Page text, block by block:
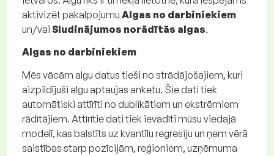
aktivizēt pakalpojumu Algas no darbiniekiem
un/vai Sludinājumos norādītās algas.
Algas no darbiniekiem
Mēs vācām algu datus tieši no strādājošajiem, kuri
aizpildījuši algu aptaujas anketu. Šie dati tiek
automātiski attīrīti no dublikātiem un ekstrēmiem
rādītājiem. Attīrītie dati tiek ievadīti mūsu viedajā
modelī, kas balstīts uz kvantīlu regresiju un ņem vērā
saistības starp pozīcijām, reģioniem, uzņēmuma